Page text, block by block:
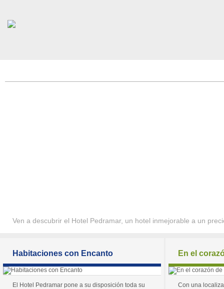
Ven a descubrir el Hotel Pedramar, un hotel inmejorable a un
Habitaciones con Encanto
El Hotel Pedramar pone a su disposición toda su
En el
Con una